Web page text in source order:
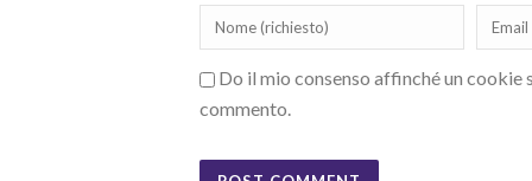
Do il mio consenso affinché un
commento.